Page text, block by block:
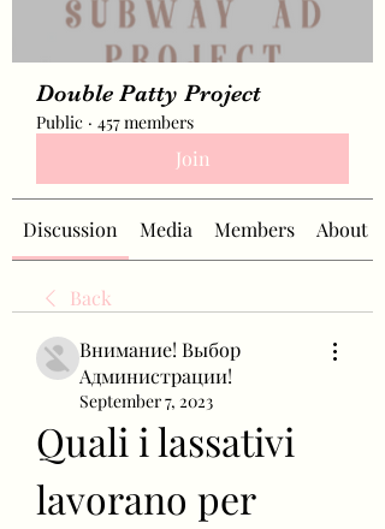
Double Patty Project
Public · 457 members
Join
Discussion Media Members About
Back
Внимание! Выбор
Администрации!
September 7, 2023
Quali i lassativi
lavorano per